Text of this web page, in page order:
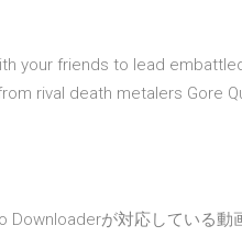
your friends to lead
rival death metalers Gore
が対応している動